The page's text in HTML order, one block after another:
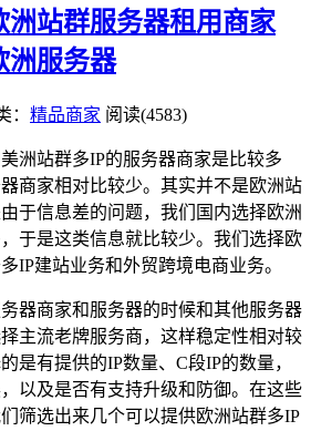
洲站群服务器租用商家
洲服务器
： 精品商家 阅读(4583)
洲站群多IP的服务器商家是比较多
商家相对比较少。其实并不是欧洲站
于信息差的问题，我们国内选择欧洲
于是这类信息就比较少。我们选择欧
IP建站业务和外贸跨境电商业务。
器商家和服务器的时候和其他服务器
主流老牌服务商，这样稳定性相对较
是有提供的IP数量、C段IP的数量，
以及是否有支持升级和防御。在这些
筛选出来几个可以提供欧洲站群多IP